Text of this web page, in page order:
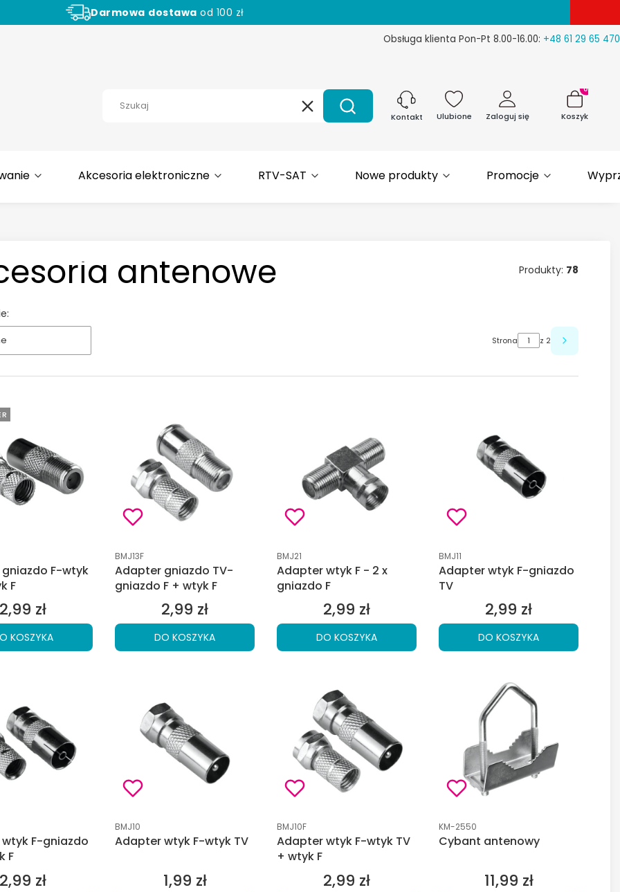
Darmowa dostawa od 100 zł
Obsługa klienta Pon-Pt 8.00-16.00: +48 61 29 65 470
WyczyśćSzukaj Kontakt Ulubione Zaloguj się
Produkty
Koszyk
Akcesoria elektroniczne RTV-SAT Nowe produkty Promocje
antenowe Produkty: 78
Strona z 2
F-wtyk
F
Cena
2,99 zł
KOSZYKA
Kod produktu
BMJ13F
Adapter gniazdo TV-
gniazdo F + wtyk F
Cena
2,99 zł
DO KOSZYKA
Kod produktu
BMJ21
Adapter wtyk F - 2 x
gniazdo F
Cena
2,99 zł
DO KOSZYKA
Kod produktu
BMJ11
Adapter wtyk F-gniazdo
TV
Cena
2,99 zł
DO KOSZYKA
F-gniazdo
F
Cena
2,99 zł
Kod produktu
BMJ10
Adapter wtyk F-wtyk TV
Cena
1,99 zł
Kod produktu
BMJ10F
Adapter wtyk F-wtyk TV
+ wtyk F
Cena
2,99 zł
Kod produktu
KM-2550
Cybant antenowy
Cena
11,99 zł